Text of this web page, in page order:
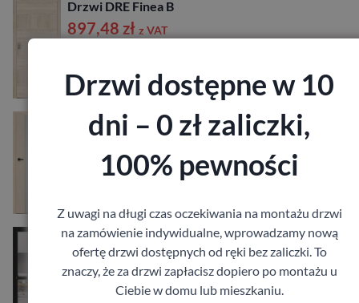
Drzwi DRE Finea B
897,48 zł z VAT
Drzwi DRE Vetro D 1
Drzwi Barański Glass 05
1 360,80zł z VAT
Drzwi dostępne w 10
dni – 0 zł zaliczki,
100% pewności
Z uwagi na długi czas oczekiwania na montażu drzwi
na zamówienie indywidualne, wprowadzamy nową
ofertę drzwi dostępnych od ręki bez zaliczki. To
znaczy, że za drzwi zapłacisz dopiero po montażu u
Ciebie w domu lub mieszkaniu.